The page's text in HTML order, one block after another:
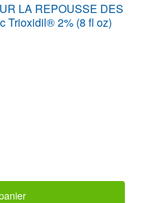
LA REPOUSSE DES
Trioxidil® 2% (8 fl oz)